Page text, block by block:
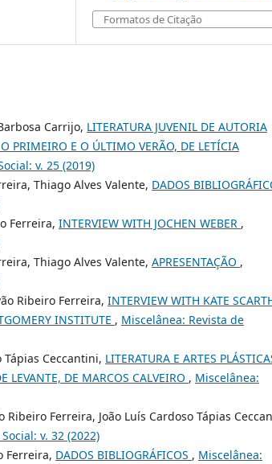
Formatos de Citação
Carrijo, LITERATURA JUVENIL DE AUTORIA
PRIMEIRO E O ÚLTIMO VERÃO, DE LETÍCIA
v. 25 (2019)
Thiago Alves Valente, DADOS
Ferreira, INTERVIEW WITH JOCHEN WEBER ,
Thiago Alves Valente, APRESENTAÇÃO ,
Ribeiro Ferreira, INTERVIEW WITH KATE
INSTITUTE , Miscelânea: Revista de
Tápias Ceccantini, LITERATURA E ARTES
LEVANTE, DE MARCOS CALVEIRO , Miscelânea:
Ferreira, João Luís Cardoso Tápias
v. 32 (2022)
Ferreira, DADOS BIBLIOGRÁFICOS , Miscelânea: